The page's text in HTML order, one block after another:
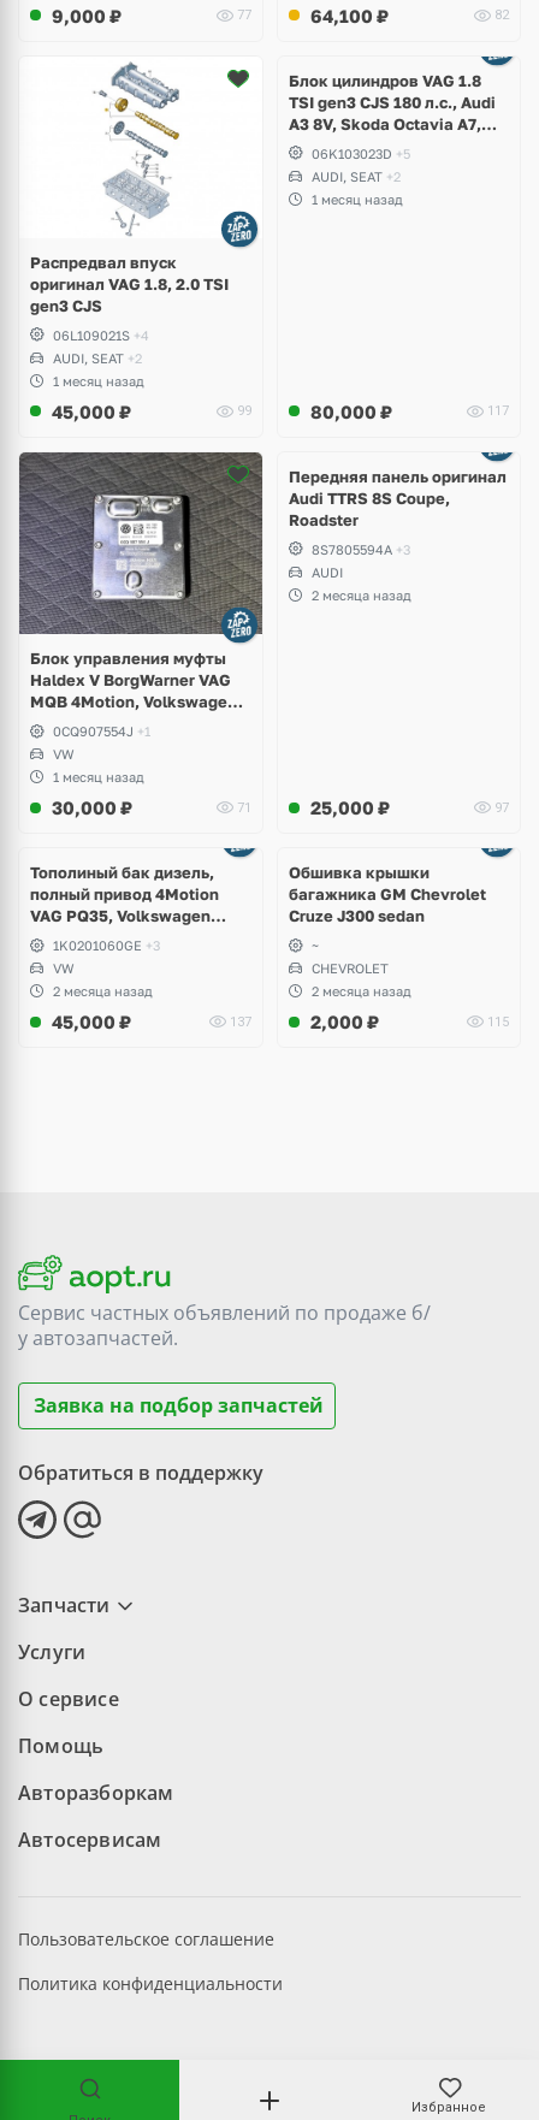
Избранное
9,000 ₽ 77 64,100 ₽ 82
Распредвал впуск
оригинал VAG 1.8, 2.0 TSI
gen3 CJS
06L109021S +4
AUDI, SEAT +2
1 месяц назад
45,000 ₽ 99
2 фото
Блок цилиндров VAG 1.8
TSI gen3 CJS 180 л.с., Audi
A3 8V, Skoda Octavia A7,
Superb, Volkswagen Passat
B8, Golf VII Alltrack, Seat
Leon
06K103023D +5
AUDI, SEAT +2
1 месяц назад
80,000 ₽ 117
Блок управления муфты
Haldex V BorgWarner VAG
MQB 4Motion, Volkswagen
Tiguan
0CQ907554J +1
VW
1 месяц назад
30,000 ₽ 71
2 фото
Передняя панель оригинал
Audi TTRS 8S Coupe,
Roadster
8S7805594A +3
AUDI
2 месяца назад
25,000 ₽ 97
Тополиный бак дизель,
полный привод 4Motion
VAG PQ35, Volkswagen
Scirocco, Golf V, VI, Skoda
Yeti, Octavia A5, Superb,
Audi A3, Seat Altea
1K0201060GE +3
VW
2 месяца назад
45,000 ₽ 137
Обшивка крышки
багажника GM Chevrolet
Cruze J300 sedan
~
CHEVROLET
2 месяца назад
2,000 ₽ 115
Сервис частных объявлений по продаже б/
уавтозапчастей.
Заявка на подбор запчастей
Обратиться в поддержку
Запчасти
Услуги
О сервисе
Помощь
Авторазборкам
Автосервисам
©2026 aopt.ru — Все права защищены
Пользовательское соглашение
Политика конфиденциальности